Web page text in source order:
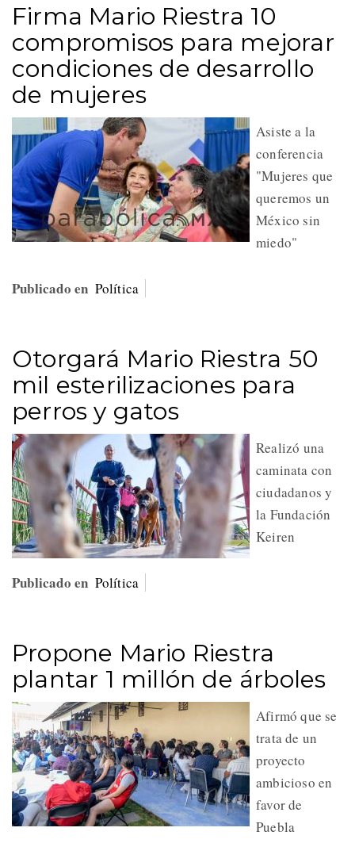
Firma Mario Riestra 10
compromisos para mejorar
condiciones de desarrollo
de mujeres
Asiste a la
conferencia
"Mujeres que
queremos un
México sin
miedo"
Publicado en Política
Otorgará Mario Riestra 50
mil esterilizaciones para
perros y gatos
Realizó una
caminata con
ciudadanos y
la Fundación
Keiren
Publicado en Política
Propone Mario Riestra
plantar 1 millón de árboles
Afirmó que se
trata de un
proyecto
ambicioso en
favor de
Puebla